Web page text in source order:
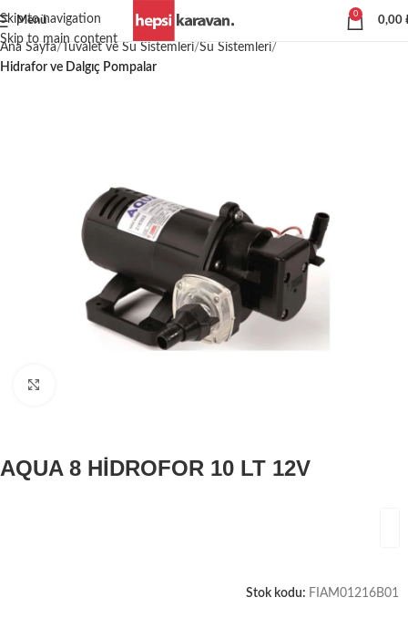
Skip to navigation
Skip to main content
Menü
0
0,00
Ana Sayfa Tuvalet ve Su Sistemleri Su Sistemleri
Hidrafor ve Dalgıç Pompalar
AQUA 8 HİDROFOR 10 LT 12V
Stok kodu: FIAM01216B01